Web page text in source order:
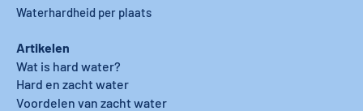
Waterhardheid per plaats
Artikelen
Wat is hard water?
Hard en zacht water
Voordelen van zacht water